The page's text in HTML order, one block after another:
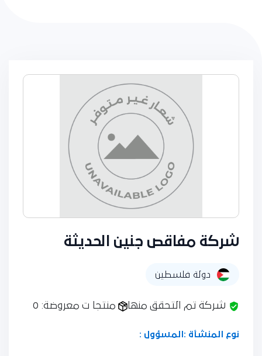
شركة مفاقص جنين الحديثة
دولة فلسطين
شركة تم التحقق منها منتجا ت معروضة: 0
نوع المنشأة : المسؤول :